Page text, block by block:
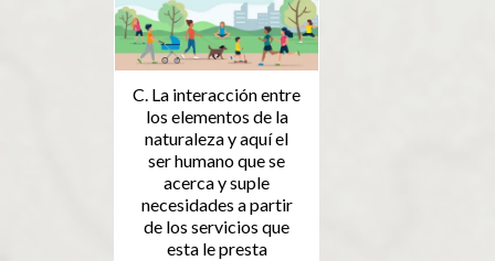
C. La interacción entre
los elementos de la
naturaleza y aquí el
ser humano que se
acerca y suple
necesidades a partir
de los servicios que
esta le presta